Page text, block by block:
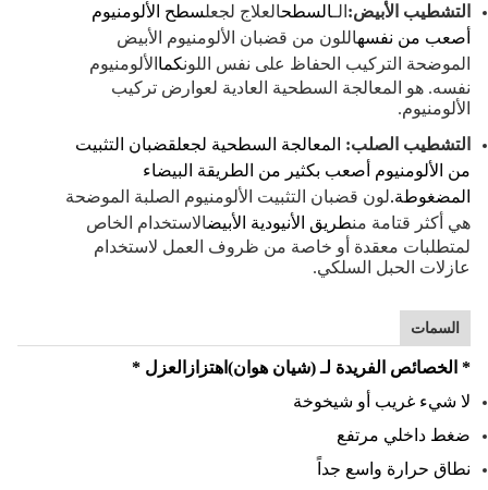
التشطيب الأبيض:الـالسطحالعلاج لجعلسطح الألومنيوم
أصعب من نفسهاللون من قضبان الألومنيوم الأبيض
الموضحة التركيب الحفاظ على نفس اللونكماالألومنيوم
نفسه. هو المعالجة السطحية العادية لعوارض تركيب
الألومنيوم.
التشطيب الصلب: المعالجة السطحية لجعلقضبان التثبيت
من الألومنيوم أصعب بكثير من الطريقة البيضاء
المضغوطة.لون قضبان التثبيت الألومنيوم الصلبة الموضحة
هي أكثر قتامة منطريق الأنيودية الأبيضالاستخدام الخاص
لمتطلبات معقدة أو خاصة من ظروف العمل لاستخدام
عازلات الحبل السلكي.
السمات
* الخصائص الفريدة لـ (شيان هوان)اهتزازالعزل *
لا شيء غريب أو شيخوخة
ضغط داخلي مرتفع
نطاق حرارة واسع جداً